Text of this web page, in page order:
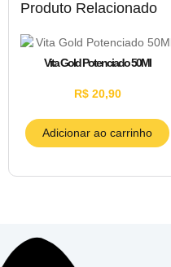
Produto Relacionado
Vita Gold Potenciado 50Ml
R$20,90
Adicionar ao carrinho